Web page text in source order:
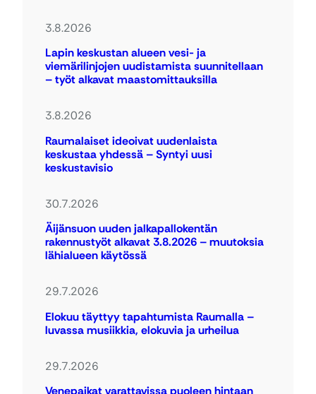
3.8.2026
Lapin keskustan alueen vesi- ja
viemärilinjojen uudistamista suunnitellaan
– työt alkavat maastomittauksilla
3.8.2026
Raumalaiset ideoivat uudenlaista
keskustaa yhdessä – Syntyi uusi
keskustavisio
30.7.2026
Äijänsuon uuden jalkapallokentän
rakennustyöt alkavat 3.8.2026 – muutoksia
lähialueen käytössä
29.7.2026
Elokuu täyttyy tapahtumista Raumalla –
luvassa musiikkia, elokuvia ja urheilua
29.7.2026
Venepaikat varattavissa puoleen hintaan